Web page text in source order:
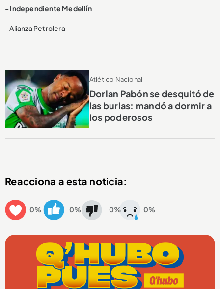
- Independiente Medellín
- Alianza Petrolera
Atlético Nacional
Dorlan Pabón se desquitó de
las burlas: mandó a dormir a
los poderosos
Reacciona a esta noticia:
0% 0% 0% 0%